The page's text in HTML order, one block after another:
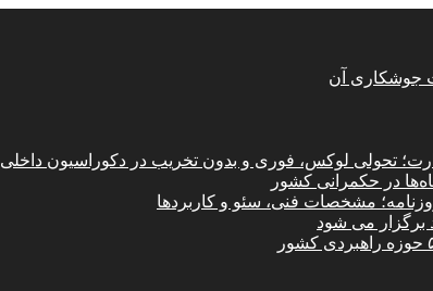
جوشکاری آن
تحولی لوکس، فوری و بدون تخریب در دکوراسیون داخلی
در حکمرانی کشور
مشخصات فنی، سئو و کاربردها
برگزار می شود